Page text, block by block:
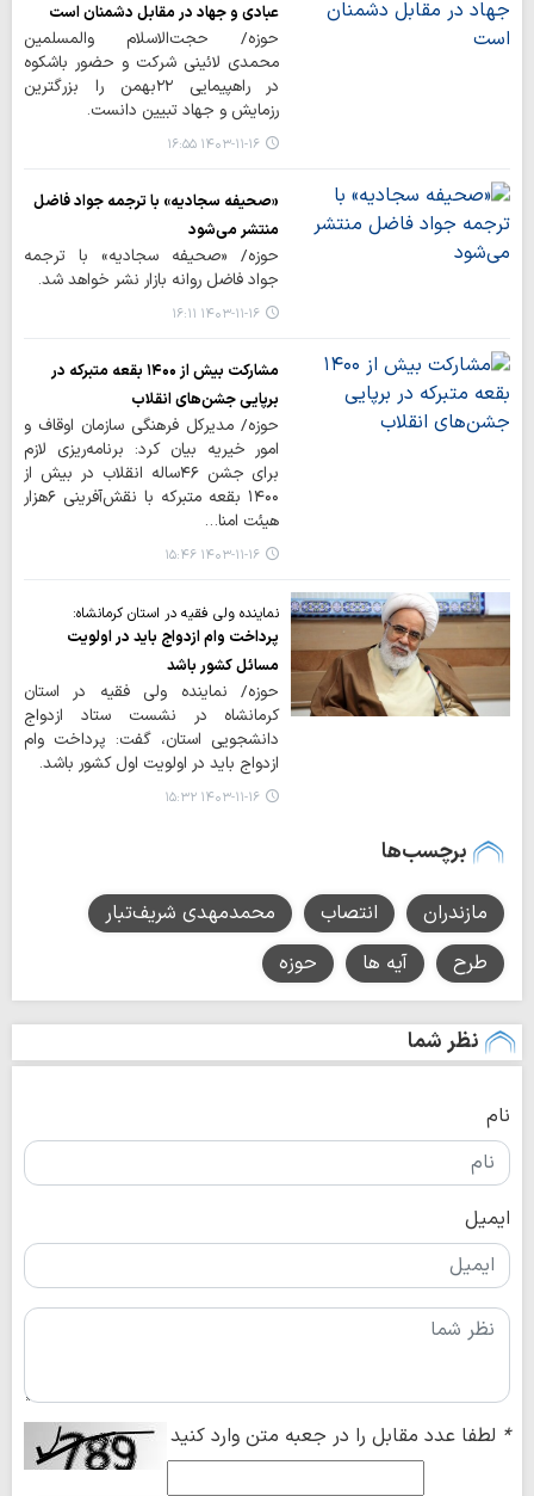
عبادی و جهاد در مقابل دشمنان است
حوزه/ حجت‌الاسلام والمسلمین
محمدی لائینی شرکت و حضور باشکوه
در راهپیمایی ۲۲بهمن را بزرگترین
رزمایش و جهاد تبیین دانست.
۱۴۰۳-۱۱-۱۶ ۱۶:۵۵
«صحیفه سجادیه» با ترجمه جواد فاضل
منتشر می‌شود
حوزه/ «صحیفه سجادیه» با ترجمه
جواد فاضل روانه بازار نشر خواهد شد.
۱۴۰۳-۱۱-۱۶ ۱۶:۱۱
مشارکت بیش از ۱۴۰۰ بقعه متبرکه در
برپایی جشن‌های انقلاب
حوزه/ مدیرکل فرهنگی سازمان اوقاف و
امور خیریه بیان کرد: برنامه‌ریزی لازم
برای جشن ۴۶‌ساله انقلاب در بیش از
۱۴۰۰ بقعه متبرکه با نقش‌آفرینی ۶هزار
هیئت امنا…
۱۴۰۳-۱۱-۱۶ ۱۵:۴۶
نماینده ولی ‌فقیه در استان کرمانشاه:
پرداخت وام ازدواج باید در اولویت
مسائل کشور باشد
حوزه/ نماینده ولی ‌فقیه در استان
کرمانشاه در نشست ستاد ازدواج
دانشجویی استان، گفت: پرداخت وام
ازدواج باید در اولویت اول کشور باشد.
۱۴۰۳-۱۱-۱۶ ۱۵:۳۲
برچسب‌ها
مازندران انتصاب
محمدمهدی شریف‌تبار
طرح
آیه ها حوزه
نظر شما
نام
ایمیل
* لطفا عدد مقابل را در جعبه متن وارد کنید